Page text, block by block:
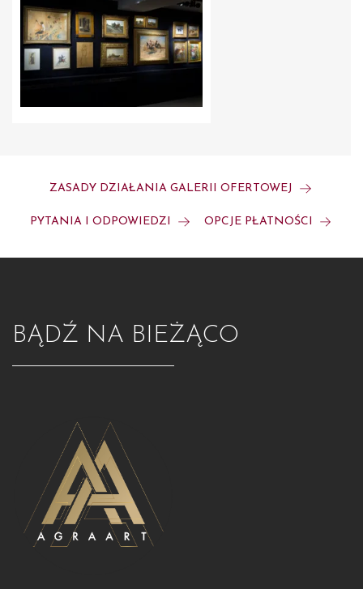
ZASADY DZIAŁANIA GALERII OFERTOWEJ
PYTANIA I ODPOWIEDZI OPCJE PŁATNOŚCI
BĄDŹ NA BIEŻĄCO